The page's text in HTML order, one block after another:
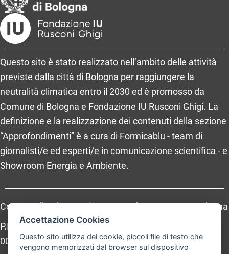
Questo sito è stato realizzato nell’ambito delle attività
previste dalla città di Bologna per raggiungere la
neutralità climatica entro il 2030 ed è promosso da
Comune di Bologna e Fondazione IU Rusconi Ghigi. La
definizione e la realizzazione dei contenuti della sezione
“Approfondimenti” è a cura di Formicablu - team di
giornalisti/e ed esperti/e in comunicazione scientifica - e
Showroom Energia e Ambiente.
Comune di Bologna, Piazza Maggiore, 6 - 40124 Bologna
P.Iva: 01232710374 - Cod. IBAN: IT 88 R 02008 02435
000020067156
Accettazione Cookies
Questo sito utilizza dei cookie, piccoli file di testo che
vengono memorizzati dal browser sul dispositivo